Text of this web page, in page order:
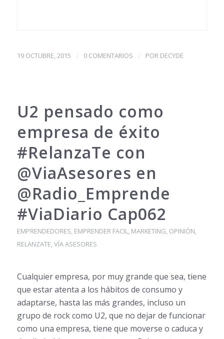
19 OCTUBRE, 2015 / 0 COMENTARIOS / POR DECYDE
U2 pensado como
empresa de éxito
#RelanzaTe con
@ViaAsesores en
@Radio_Emprende
#ViaDiario Cap062
EMPRENDEDORES, EMPRENDER FACIL, MARKETING, OPINIÓN,
RELANZATE,VÍA ASESORES
Cualquier empresa, por muy grande que sea, tiene
que estar atenta a los hábitos de consumo y
adaptarse, hasta las más grandes, incluso un
grupo de rock como U2, que no dejar de funcionar
como una empresa, tiene que moverse o caduca y